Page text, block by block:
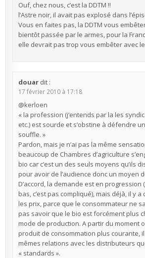
Ouf, chez nous, c’est la DDTM !!
l’Astre noir, il avait pas explosé dans
Vous en faites pas, la DDTM vous
bientôt passée par le armes, pour la
elle devrait pas trop vous embêter avec
douar dit :
17 février 2010 à 17:18
@kerloen
« la profession (j’entends par la les
etc.) est sourde et s’obstine à défendre
souffle. »
Pardon, mais je n’ai pas la même
beaucoup de Chambres d’agriculture
bio car c’est un des seuls moyens qu’ils
pour avoir de l’audience donc un moyen
D’accord, la demande est en
bas, c’est pas compliqué), mais déjà, il y
les prix, parce que le consommateur ne
pas savoir que le bio est forcément plus
mode de production. A partir du moment
produit de consommation plus courante,
mêmes relations avec les distributeurs
« standards ».